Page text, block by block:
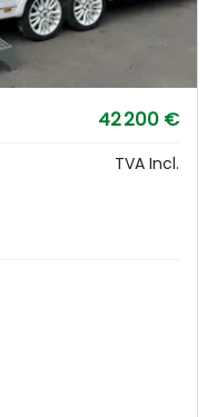
42 200 €
TVA Incl.